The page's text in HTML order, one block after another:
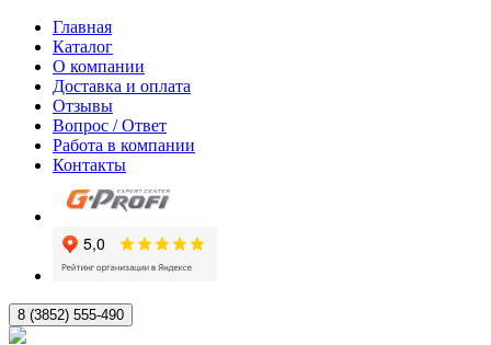
Главная
Каталог
О компании
Доставка и оплата
Отзывы
Вопрос / Ответ
Работа в компании
Контакты
8 (3852) 555-490